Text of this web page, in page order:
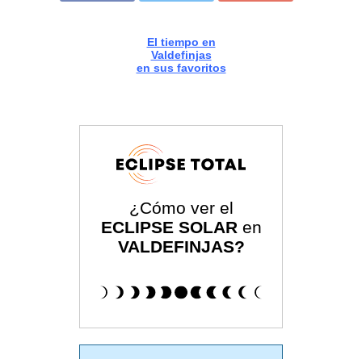
El tiempo en
Valdefinjas
en sus favoritos
¿Cómo ver el
ECLIPSE SOLAR en
VALDEFINJAS?